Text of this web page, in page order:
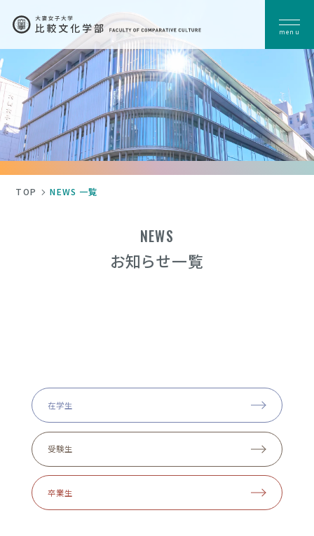
menu
比較文化学部について
学部の魅力
学部長・学科長 挨拶
授業紹介
学生対談企画
ONE DAY
学部出版物
ヨーロッパ文化コース
学生の声
キャリア／OGメッセージ
取得資格／進路
TOP NEWS 一覧
NEWS
お知らせ一覧
在学生
受験生
卒業生